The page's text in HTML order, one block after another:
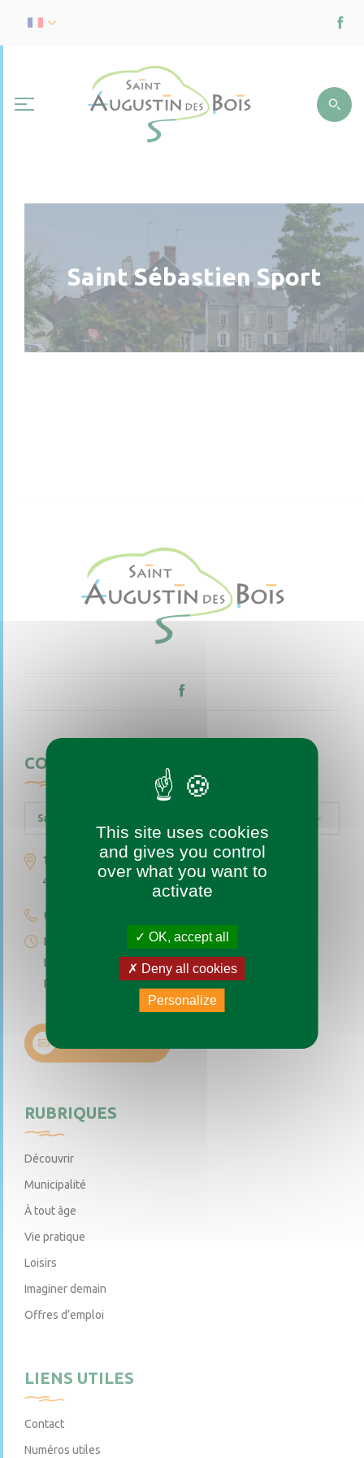
Saint Sébastien Sport
CONTACTEZ-NOUS
Saint-Augustin-des-Bois
1 place de l’église
49170 Saint-Augustin-des-Bois
02 41 77 04 49
Lundi au vendredi de 9h à 12h
Le premier et troisième samedi du mois de 9h à 12h
Permanence téléphonique de 14h à 17h (sauf samedi)
RUBRIQUES
Découvrir
Municipalité
À tout âge
Vie pratique
Loisirs
Imaginer demain
Offres d’emploi
LIENS UTILES
Contact
Numéros utiles
This site uses cookies
and gives you control
over what you want to
activate
OK, accept all
Deny all cookies
Personalize